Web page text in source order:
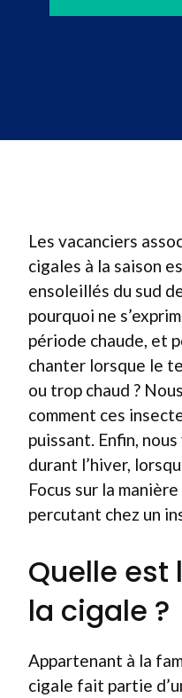
Les vacanciers
cigales à la saison
ensoleillés du sud
pourquoi ne
période chaude, et
chanter lorsque le
ou trop chaud ?
comment ces
puissant. Enfin,
durant l’hiver,
Focus sur la
percutant chez un
Quelle est
la cigale ?
Appartenant à la
cigale fait partie